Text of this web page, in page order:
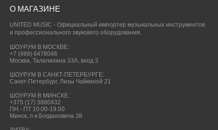
О МАГАЗИНЕ
UNITED MUSIC - Официальный импортер музыкальных инструментов
и профессионального звукового оборудования.
ШОУРУМ В МОСКВЕ:
+7 (499) 6478046
Москва, Талалихина 33А, вход 3
ШОУРУМ В САНКТ-ПЕТЕРБУРГЕ:
Санкт-Петербург, Лизы Чайкиной 21
ШОУРУМ В МИНСКЕ:
+375 (17) 3880432
ПН - ПТ 10:00-19.00
Минск, п-к Богдановича 38